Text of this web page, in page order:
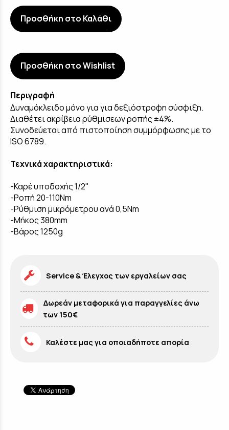
Προσθήκη στο Καλάθι
Προσθήκη στο Wishlist
Περιγραφή
Δυναμόκλειδο μόνο για για δεξιόστροφη σύσφιξη.
Διαθέτει ακρίβεια ρύθμισεων ροπής ±4%.
Συνοδεύεται από πιστοποίηση συμμόρφωσης με το
ISO 6789.
Τεχνικά χαρακτηριστικά:
-Καρέ υποδοχής 1/2"
-Ροπή 20-110Nm
-Ρύθμιση μικρόμετρου ανά 0,5Nm
-Μήκος 380mm
-Βάρος 1250g
Service & Έλεγχος των εργαλείων σας
Δωρεάν μεταφορικά για παραγγελίες άνω
των 150€
Καλέστε μας για οποιαδήποτε απορία